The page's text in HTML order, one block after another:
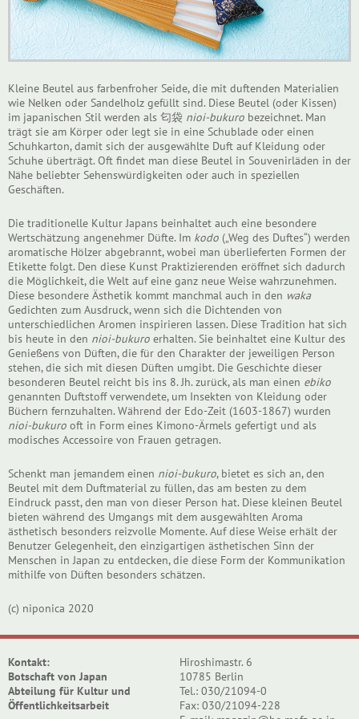
Kleine Beutel aus farbenfroher Seide, die mit duftenden Materialien
wie Nelken oder Sandelholz gefüllt sind. Diese Beutel (oder Kissen)
im japanischen Stil werden als 匂袋 nioi-bukuro bezeichnet. Man
trägt sie am Körper oder legt sie in eine Schublade oder einen
Schuhkarton, damit sich der ausgewählte Duft auf Kleidung oder
Schuhe überträgt. Oft findet man diese Beutel in Souvenirläden in der
Nähe beliebter Sehenswürdigkeiten oder auch in speziellen
Geschäften.
Die traditionelle Kultur Japans beinhaltet auch eine besondere
Wertschätzung angenehmer Düfte. Im kodo („Weg des Duftes“) werden
aromatische Hölzer abgebrannt, wobei man überlieferten Formen der
Etikette folgt. Den diese Kunst Praktizierenden eröffnet sich dadurch
die Möglichkeit, die Welt auf eine ganz neue Weise wahrzunehmen.
Diese besondere Ästhetik kommt manchmal auch in den waka
Gedichten zum Ausdruck, wenn sich die Dichtenden von
unterschiedlichen Aromen inspirieren lassen. Diese Tradition hat sich
bis heute in den nioi-bukuro erhalten. Sie beinhaltet eine Kultur des
Genießens von Düften, die für den Charakter der jeweiligen Person
stehen, die sich mit diesen Düften umgibt. Die Geschichte dieser
besonderen Beutel reicht bis ins 8. Jh. zurück, als man einen ebiko
genannten Duftstoff verwendete, um Insekten von Kleidung oder
Büchern fernzuhalten. Während der Edo-Zeit (1603-1867) wurden
nioi-bukuro oft in Form eines Kimono-Ärmels gefertigt und als
modisches Accessoire von Frauen getragen.
Schenkt man jemandem einen nioi-bukuro, bietet es sich an, den
Beutel mit dem Duftmaterial zu füllen, das am besten zu dem
Eindruck passt, den man von dieser Person hat. Diese kleinen Beutel
bieten während des Umgangs mit dem ausgewählten Aroma
ästhetisch besonders reizvolle Momente. Auf diese Weise erhält der
Benutzer Gelegenheit, den einzigartigen ästhetischen Sinn der
Menschen in Japan zu entdecken, die diese Form der Kommunikation
mithilfe von Düften besonders schätzen.
(c) niponica 2020
Kontakt:
Botschaft von Japan
Abteilung für Kultur und
Öffentlichkeitsarbeit
Hiroshimastr. 6
10785 Berlin
Tel.: 030/21094-0
Fax: 030/21094-228